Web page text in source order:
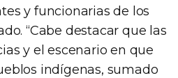
y funcionarias de los
“Cabe destacar que las
y el escenario en que
indígenas, sumado